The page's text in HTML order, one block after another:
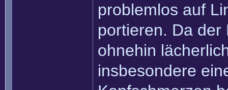
problemlos auf
portieren. Da der
ohnehin
insbesondere